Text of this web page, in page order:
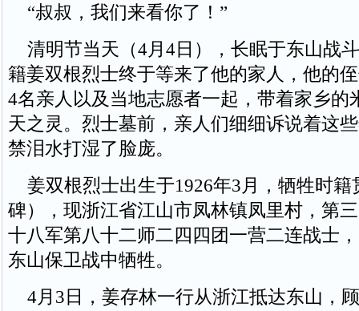
“叔叔，我们来看你了！”
清明节当天（4月4日），长眠于东山战
籍姜双根烈士终于等来了他的家人，他的
4名亲人以及当地志愿者一起，带着家乡的
天之灵。烈士墓前，亲人们细细诉说着这
禁泪水打湿了脸庞。
姜双根烈士出生于1926年3月，牺牲时籍
碑），现浙江省江山市凤林镇凤里村，第
十八军第八十二师二四四团一营二连战士
东山保卫战中牺牲。
4月3日，姜存林一行从浙江抵达东山，